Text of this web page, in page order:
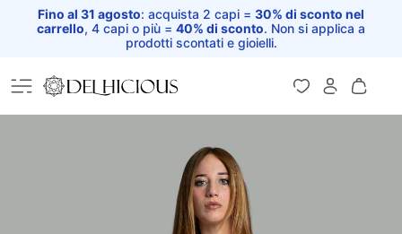
Fino al 31 agosto: acquista 2 capi = 30% di sconto nel
carrello, 4 capi o più = 40% di sconto. Non si applica a
prodotti scontati e gioielli.
Home